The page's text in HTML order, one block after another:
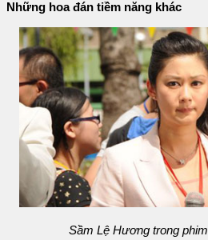
Những hoa đán tiềm năng khác
Sầm Lệ Hương trong phim